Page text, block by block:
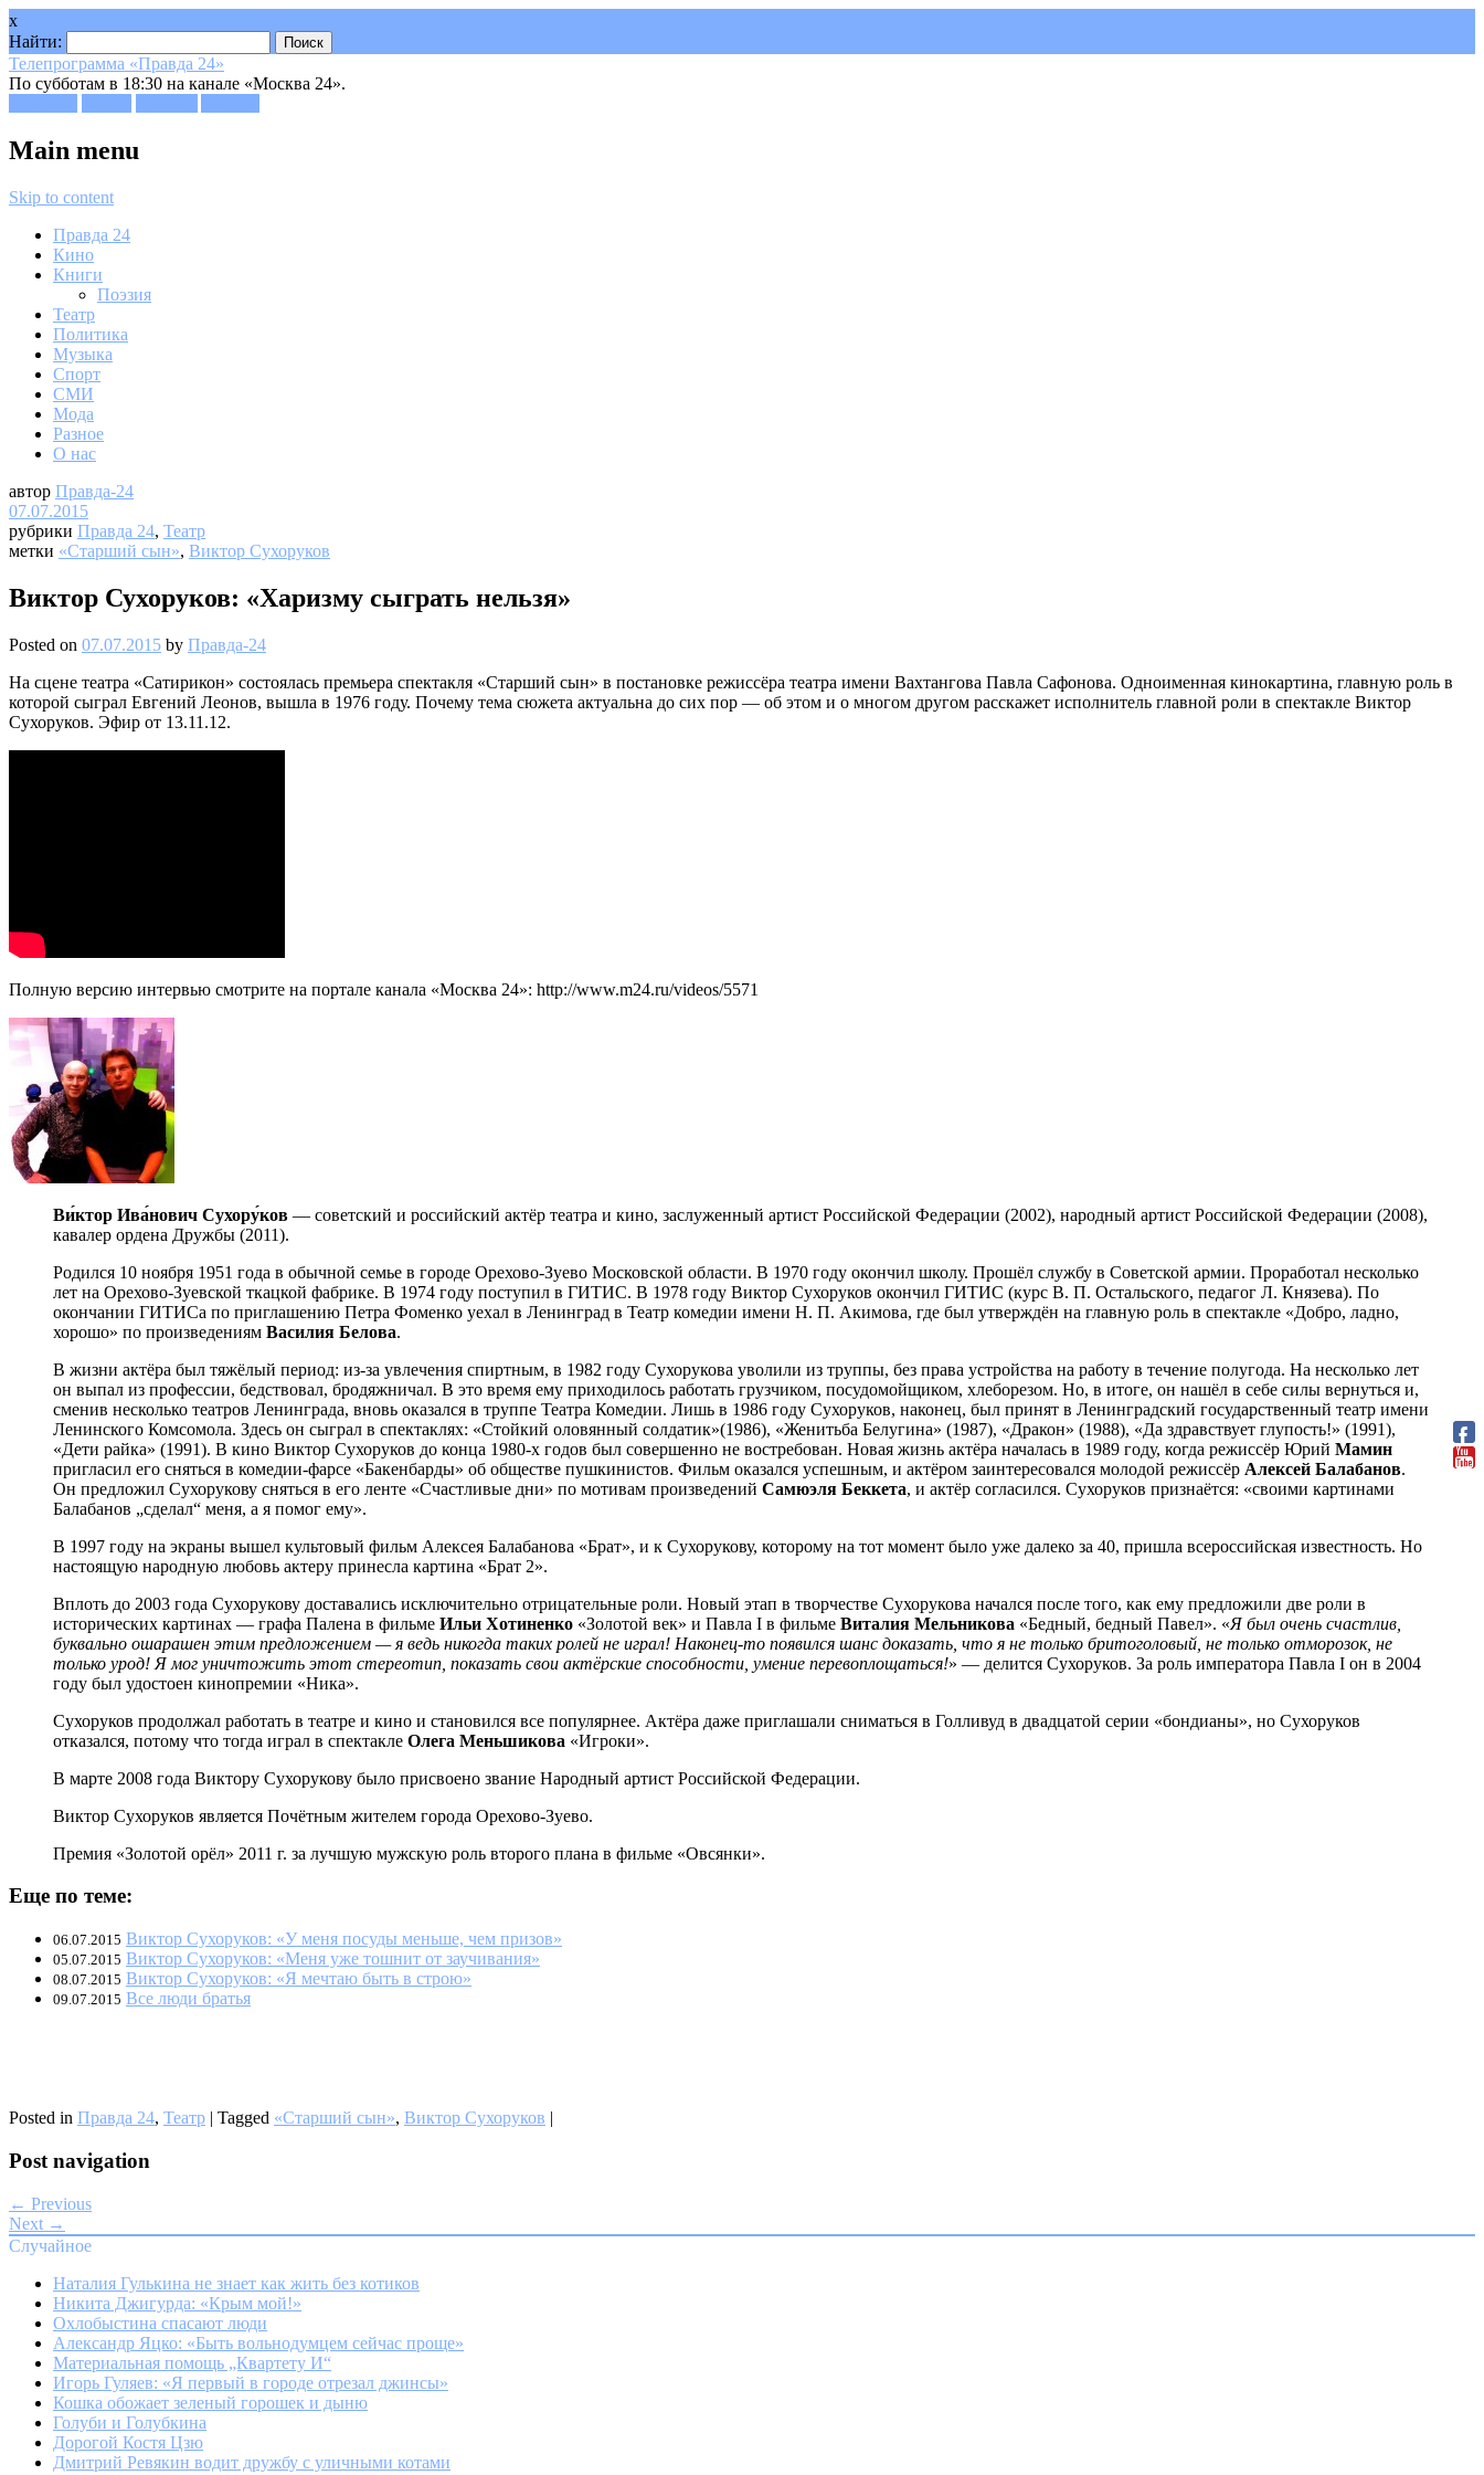
x
Найти:
Телепрограмма «Правда 24»
По субботам в 18:30 на канале «Москва 24».
Main menu
Skip to content
Правда 24
Кино
Книги
Поэзия
Театр
Политика
Музыка
Спорт
СМИ
Мода
Разное
О нас
автор Правда-24
07.07.2015
рубрики Правда 24, Театр
метки «Старший сын», Виктор Сухоруков
Виктор Сухоруков: «Харизму сыграть нельзя»
Posted on 07.07.2015 by Правда-24
На сцене театра «Сатирикон» состоялась премьера спектакля «Старший сын» в постановке режиссёра театра имени Вахтангова Павла Сафонова. Одноименная кинокартина, главную роль в
которой сыграл Евгений Леонов, вышла в 1976 году. Почему тема сюжета актуальна до сих пор — об этом и о многом другом расскажет исполнитель главной роли в спектакле Виктор
Сухоруков. Эфир от 13.11.12.
Полную версию интервью смотрите на портале канала «Москва 24»: http://www.m24.ru/videos/5571
Ви́ктор Ива́нович Сухору́ков — советский и российский актёр театра и кино, заслуженный артист Российской Федерации (2002), народный артист Российской Федерации (2008),
кавалер ордена Дружбы (2011).
Родился 10 ноября 1951 года в обычной семье в городе Орехово-Зуево Московской области. В 1970 году окончил школу. Прошёл службу в Советской армии. Проработал несколько
лет на Орехово-Зуевской ткацкой фабрике. В 1974 году поступил в ГИТИС. В 1978 году Виктор Сухоруков окончил ГИТИС (курс В. П. Остальского, педагог Л. Князева). По
окончании ГИТИСа по приглашению Петра Фоменко уехал в Ленинград в Театр комедии имени Н. П. Акимова, где был утверждён на главную роль в спектакле «Добро, ладно,
хорошо» по произведениям Василия Белова.
В жизни актёра был тяжёлый период: из-за увлечения спиртным, в 1982 году Сухорукова уволили из труппы, без права устройства на работу в течение полугода. На несколько лет
он выпал из профессии, бедствовал, бродяжничал. В это время ему приходилось работать грузчиком, посудомойщиком, хлеборезом. Но, в итоге, он нашёл в себе силы вернуться и,
сменив несколько театров Ленинграда, вновь оказался в труппе Театра Комедии. Лишь в 1986 году Сухоруков, наконец, был принят в Ленинградский государственный театр имени
Ленинского Комсомола. Здесь он сыграл в спектаклях: «Стойкий оловянный солдатик»(1986), «Женитьба Белугина» (1987), «Дракон» (1988), «Да здравствует глупость!» (1991),
«Дети райка» (1991). В кино Виктор Сухоруков до конца 1980-х годов был совершенно не востребован. Новая жизнь актёра началась в 1989 году, когда режиссёр Юрий Мамин
пригласил его сняться в комедии-фарсе «Бакенбарды» об обществе пушкинистов. Фильм оказался успешным, и актёром заинтересовался молодой режиссёр Алексей Балабанов.
Он предложил Сухорукову сняться в его ленте «Счастливые дни» по мотивам произведений Самюэля Беккета, и актёр согласился. Сухоруков признаётся: «своими картинами
Балабанов „сделал“ меня, а я помог ему».
В 1997 году на экраны вышел культовый фильм Алексея Балабанова «Брат», и к Сухорукову, которому на тот момент было уже далеко за 40, пришла всероссийская известность. Но
настоящую народную любовь актеру принесла картина «Брат 2».
Вплоть до 2003 года Сухорукову доставались исключительно отрицательные роли. Новый этап в творчестве Сухорукова начался после того, как ему предложили две роли в
исторических картинах — графа Палена в фильме Ильи Хотиненко «Золотой век» и Павла I в фильме Виталия Мельникова «Бедный, бедный Павел». «Я был очень счастлив,
буквально ошарашен этим предложением — я ведь никогда таких ролей не играл! Наконец-то появился шанс доказать, что я не только бритоголовый, не только отморозок, не
только урод! Я мог уничтожить этот стереотип, показать свои актёрские способности, умение перевоплощаться!» — делится Сухоруков. За роль императора Павла I он в 2004
году был удостоен кинопремии «Ника».
Сухоруков продолжал работать в театре и кино и становился все популярнее. Актёра даже приглашали сниматься в Голливуд в двадцатой серии «бондианы», но Сухоруков
отказался, потому что тогда играл в спектакле Олега Меньшикова «Игроки».
В марте 2008 года Виктору Сухорукову было присвоено звание Народный артист Российской Федерации.
Виктор Сухоруков является Почётным жителем города Орехово-Зуево.
Премия «Золотой орёл» 2011 г. за лучшую мужскую роль второго плана в фильме «Овсянки».
Еще по теме:
06.07.2015 Виктор Сухоруков: «У меня посуды меньше, чем призов»
05.07.2015 Виктор Сухоруков: «Меня уже тошнит от заучивания»
08.07.2015 Виктор Сухоруков: «Я мечтаю быть в строю»
09.07.2015 Все люди братья
Posted in Правда 24, Театр | Tagged «Старший сын», Виктор Сухоруков |
Post navigation
← Previous
Next →
Случайное
Наталия Гулькина не знает как жить без котиков
Никита Джигурда: «Крым мой!»
Охлобыстина спасают люди
Александр Яцко: «Быть вольнодумцем сейчас проще»
Материальная помощь „Квартету И“
Игорь Гуляев: «Я первый в городе отрезал джинсы»
Кошка обожает зеленый горошек и дыню
Голуби и Голубкина
Дорогой Костя Цзю
Дмитрий Ревякин водит дружбу с уличными котами